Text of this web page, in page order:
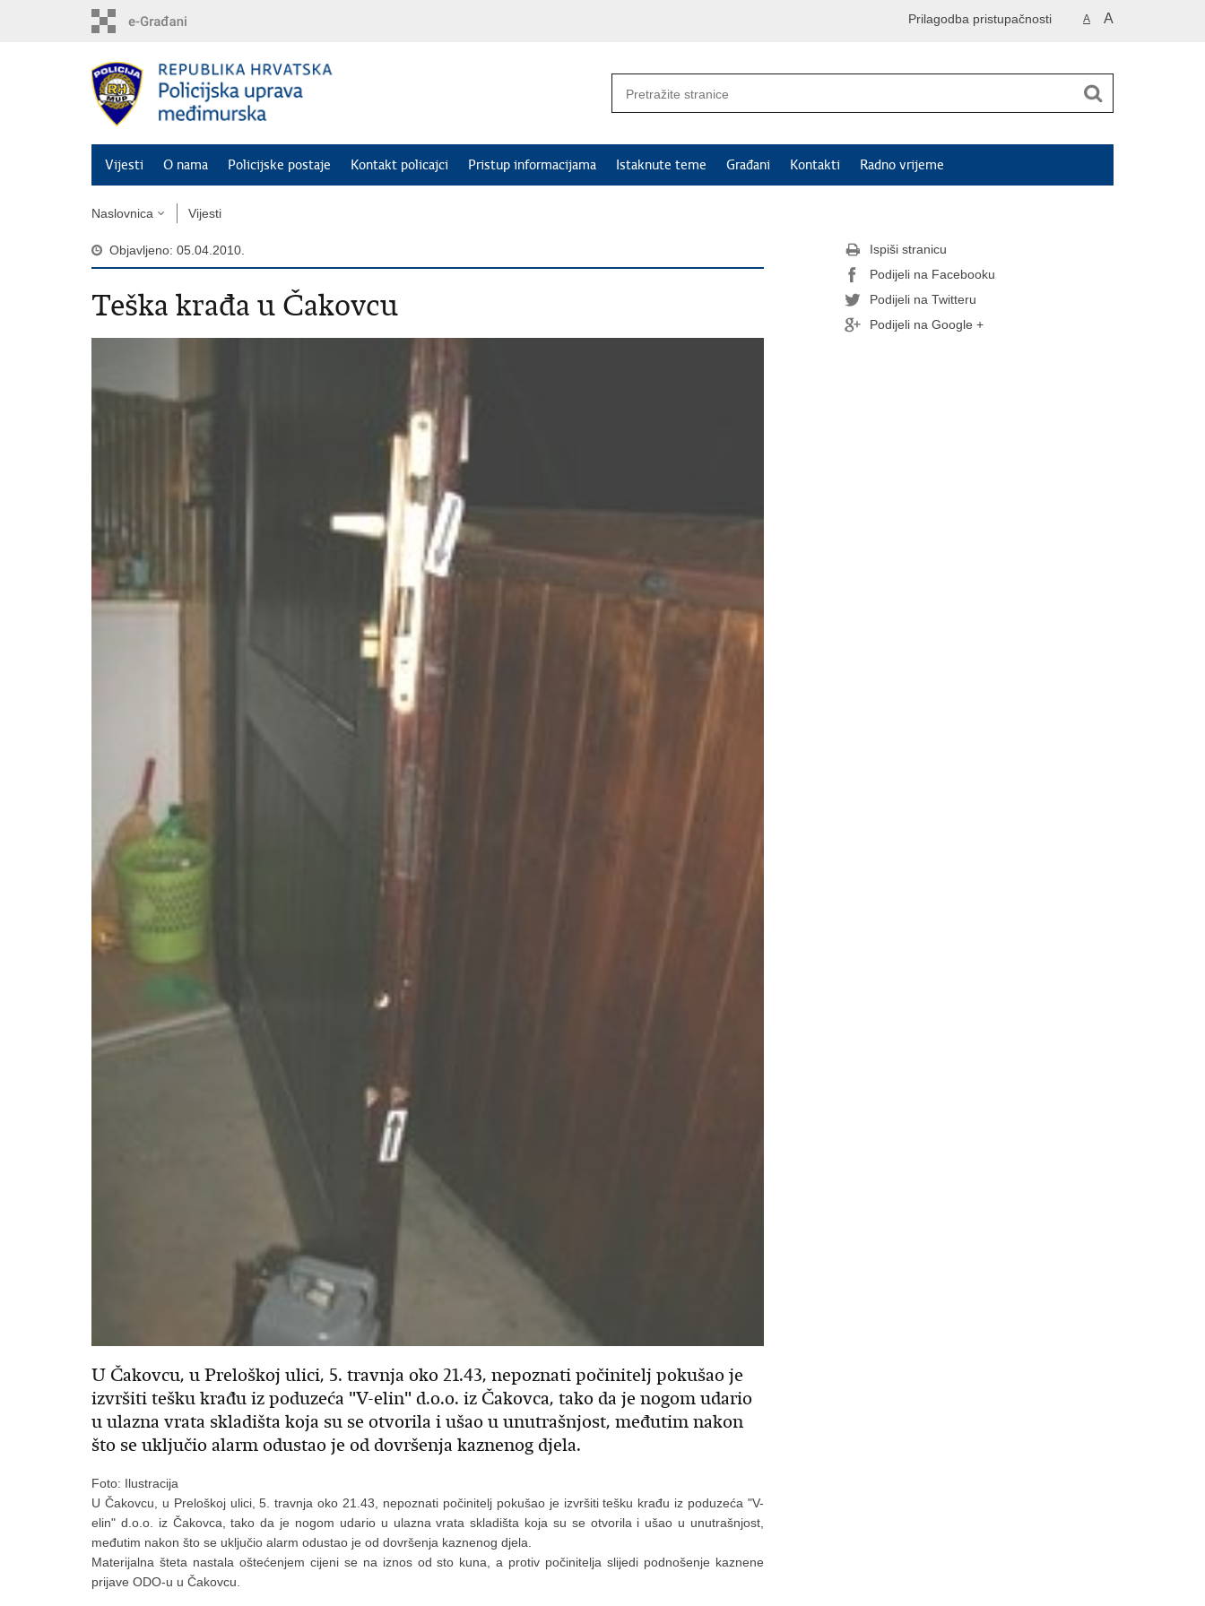
A A
Prilagodba pristupačnosti
Vijesti O nama Policijske postaje Kontakt policajci Pristup informacijama Istaknute teme Građani Kontakti Radno vrijeme
Naslovnica Vijesti
Objavljeno: 05.04.2010.
Teška krađa u Čakovcu
U Čakovcu, u Preloškoj ulici, 5. travnja oko 21.43, nepoznati počinitelj pokušao je
izvršiti tešku krađu iz poduzeća "V-elin" d.o.o. iz Čakovca, tako da je nogom udario
u ulazna vrata skladišta koja su se otvorila i ušao u unutrašnjost, međutim nakon
što se uključio alarm odustao je od dovršenja kaznenog djela.
Foto: Ilustracija
U Čakovcu, u Preloškoj ulici, 5. travnja oko 21.43, nepoznati počinitelj pokušao je izvršiti tešku krađu iz poduzeća "V-
elin" d.o.o. iz Čakovca, tako da je nogom udario u ulazna vrata skladišta koja su se otvorila i ušao u unutrašnjost,
međutim nakon što se uključio alarm odustao je od dovršenja kaznenog djela.
Materijalna šteta nastala oštećenjem cijeni se na iznos od sto kuna, a protiv počinitelja slijedi podnošenje kaznene
prijave ODO-u u Čakovcu.
Ispiši stranicu
Podijeli na Facebooku
Podijeli na Twitteru
Podijeli na Google +